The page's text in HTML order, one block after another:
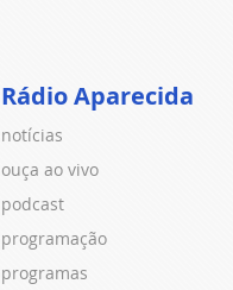
Rádio Aparecida
notícias
ouça ao vivo
podcast
programação
programas